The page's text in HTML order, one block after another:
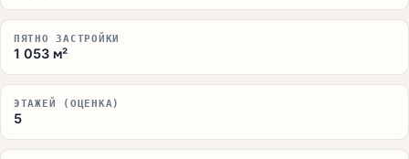
ПЯТНО ЗАСТРОЙКИ
1 053 м²
ЭТАЖЕЙ (ОЦЕНКА)
5